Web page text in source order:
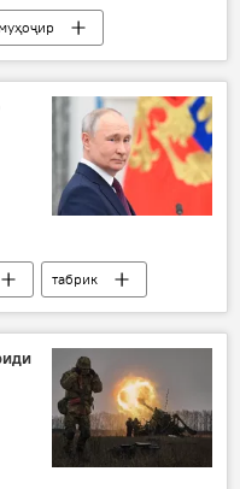
муҳоҷир
табрик
Фитр